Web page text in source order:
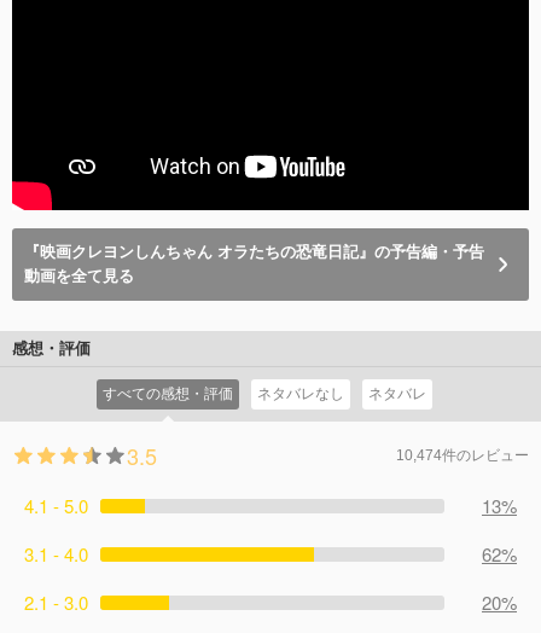
『映画クレヨンしんちゃん オラたちの恐竜日記』の予告編・予告
動画を全て見る
感想・評価
すべての感想・評価 ネタバレなし ネタバレ
3.5 10,474件のレビュー
4.1 - 5.0
13%
3.1 - 4.0
62%
2.1 - 3.0
20%